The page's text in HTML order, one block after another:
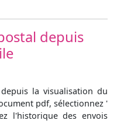
depuis
la visualisation du
pdf, sélectionnez '
l'historique des envois